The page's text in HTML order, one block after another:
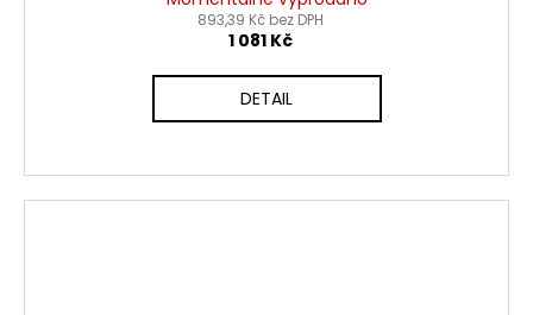
893,39 Kč bez DPH
1 081 Kč
DETAIL